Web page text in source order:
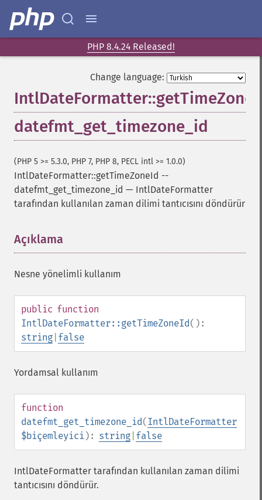
PHP 8.4.24 Released!
Change language:
datefmt_get_timezone_id
(PHP 5 >= 5.3.0, PHP 7, PHP 8, PECL intl >= 1.0.0)
IntlDateFormatter::getTimeZoneId --
datefmt_get_timezone_id — IntlDateFormatter
tarafından kullanılan zaman dilimi tantıcısını döndürür
Açıklama
Nesne yönelimli kullanım
public function
IntlDateFormatter::getTimeZoneId():
string false
Yordamsal kullanım
function
datefmt_get_timezone_id(IntlDateFormatter
$biçemleyici): string false
IntlDateFormatter tarafından kullanılan zaman dilimi
tantıcısını döndürür.